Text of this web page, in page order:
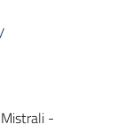
/
-